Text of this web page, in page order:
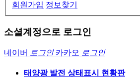
회원가입 정보찾기
소셜계정으로 로그인
네이버 로그인 카카오 로그인
태양광 발전 상태표시 현황판